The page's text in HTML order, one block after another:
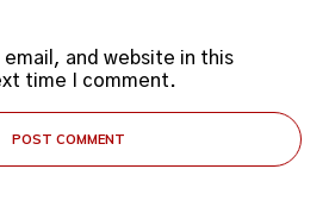
email, and website in this
time I comment.
POST COMMENT